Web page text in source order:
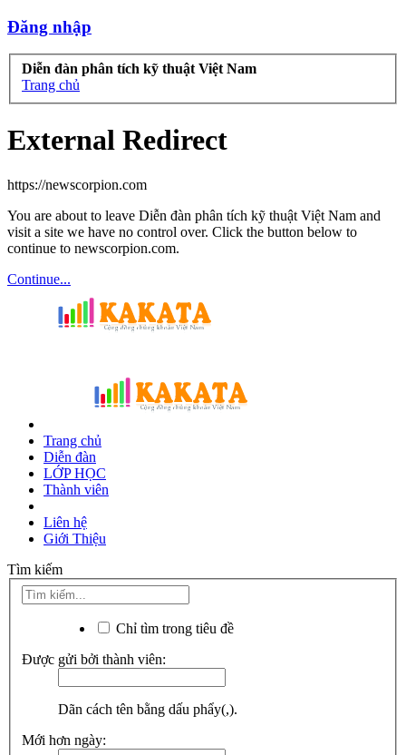
Đăng nhập
Diễn đàn phân tích kỹ thuật Việt Nam
Trang chủ
External Redirect
https://newscorpion.com
You are about to leave Diễn đàn phân tích kỹ thuật Việt Nam and
visit a site we have no control over. Click the button below to
continue to newscorpion.com.
Continue...
Trang chủ
Diễn đàn
LỚP HỌC
Thành viên
Liên hệ
Giới Thiệu
Tìm kiếm
Chỉ tìm trong tiêu đề
Được gửi bởi thành viên:
Dãn cách tên bằng dấu phẩy(,).
Mới hơn ngày: